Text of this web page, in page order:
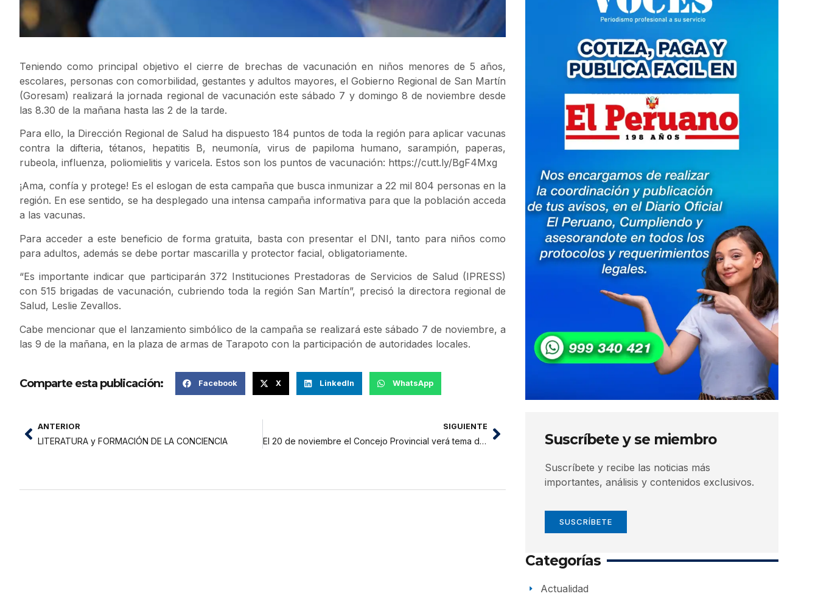
Teniendo como principal objetivo el cierre de brechas de vacunación en niños menores de 5 años,
escolares, personas con comorbilidad, gestantes y adultos mayores, el Gobierno Regional de San Martín
(Goresam) realizará la jornada regional de vacunación este sábado 7 y domingo 8 de noviembre desde
las 8.30 de la mañana hasta las 2 de la tarde.
Para ello, la Dirección Regional de Salud ha dispuesto 184 puntos de toda la región para aplicar vacunas
contra la difteria, tétanos, hepatitis B, neumonía, virus de papiloma humano, sarampión, paperas,
rubeola, influenza, poliomielitis y varicela. Estos son los puntos de vacunación: https://cutt.ly/BgF4Mxg
¡Ama, confía y protege! Es el eslogan de esta campaña que busca inmunizar a 22 mil 804 personas en la
región. En ese sentido, se ha desplegado una intensa campaña informativa para que la población acceda
a las vacunas.
Para acceder a este beneficio de forma gratuita, basta con presentar el DNI, tanto para niños como
para adultos, además se debe portar mascarilla y protector facial, obligatoriamente.
“Es importante indicar que participarán 372 Instituciones Prestadoras de Servicios de Salud (IPRESS)
con 515 brigadas de vacunación, cubriendo toda la región San Martín”, precisó la directora regional de
Salud, Leslie Zevallos.
Cabe mencionar que el lanzamiento simbólico de la campaña se realizará este sábado 7 de noviembre, a
las 9 de la mañana, en la plaza de armas de Tarapoto con la participación de autoridades locales.
Comparte esta publicación: Facebook X LinkedIn WhatsApp
ANTERIOR
LITERATURA y FORMACIÓN DE LA CONCIENCIA
SIGUIENTE
El 20 de noviembre el Concejo Provincial verá tema de la vacancia de alcalde Tedy del Aguila Suscríbete y se miembro
Suscríbete y recibe las noticias más
importantes, análisis y contenidos exclusivos.
SUSCRÍBETE
Categorías
Actualidad